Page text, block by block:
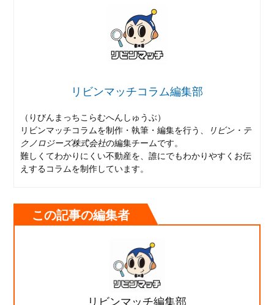
リビンマッチコラム編集部
（りびんまっちこらむへんしゅうぶ）
リビンマッチコラムを制作・執筆・編集を行う、
リビン・テ
クノロジーズ株式会社の編集チームです。
難しくてわかりにくい不動産を、誰にでもわかりやすくお伝
えするコラムを制作しています。
この記事の編集者
リビンマッチ編集部